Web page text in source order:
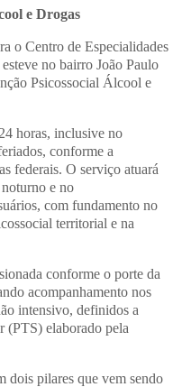
e Drogas
o Centro de Especialidades
no bairro João Paulo
Psicossocial Álcool e
horas, inclusive no
conforme a
federais. O serviço atuará
e no
com fundamento no
territorial e na
conforme o porte da
acompanhamento nos
intensivo, definidos a
(PTS) elaborado pela
pilares que vem sendo